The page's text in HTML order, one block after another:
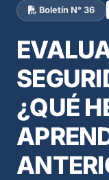
Boletín N° 36
¿QUÉ